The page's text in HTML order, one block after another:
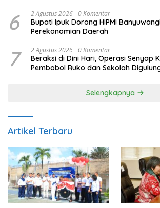
6 2 Agustus 2026 0 Komentar
Bupati Ipuk Dorong HIPMI
Perekonomian Daerah
7 2 Agustus 2026 0 Komentar
Beraksi di Dini Hari, Operasi Senyap
Pembobol Ruko dan Sekolah
Selengkapnya
Artikel Terbaru